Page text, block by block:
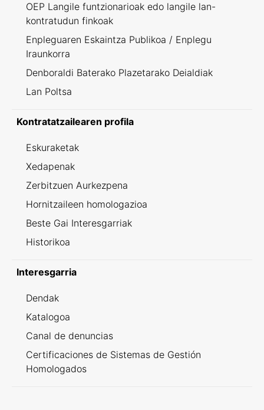
OEP Langile funtzionarioak edo langile lan-
kontratudun finkoak
Enpleguaren Eskaintza Publikoa / Enplegu
Iraunkorra
Denboraldi Baterako Plazetarako Deialdiak
Lan Poltsa
Kontratatzailearen profila
Eskuraketak
Xedapenak
Zerbitzuen Aurkezpena
Hornitzaileen homologazioa
Beste Gai Interesgarriak
Historikoa
Interesgarria
Dendak
Katalogoa
Canal de denuncias
Certificaciones de Sistemas de Gestión
Homologados